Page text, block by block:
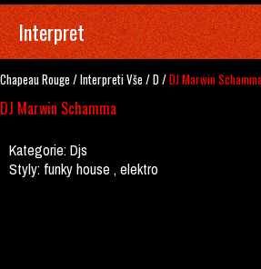
Interpret
Chapeau Rouge /InterpretiVše /D/DJ Marwin
DJ Marwin Schamma
Kategorie:Djs
Styly: funky house , elektro